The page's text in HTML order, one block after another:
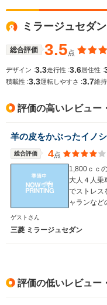
WLTCモード
燃費
ミラージュセダ
総合評価 3.5点
デザイン :3.3走行性 :3.6居住性 :
積載性 :3.3運転しやすさ :3.7維
評価の高いレビュー
羊の皮をかぶったイノ
総合評価 4点
1,800ｃｃ
大人４人乗
でストレス
ャランなど
ボ車の割に
ゲストさん
三菱 ミラージュセダン
評価の低いレビュー